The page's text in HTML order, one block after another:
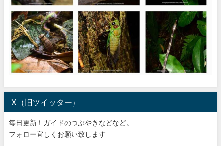
X（旧ツイッター）
毎日更新！ガイドのつぶやきなどなど。
フォロー宜しくお願い致します